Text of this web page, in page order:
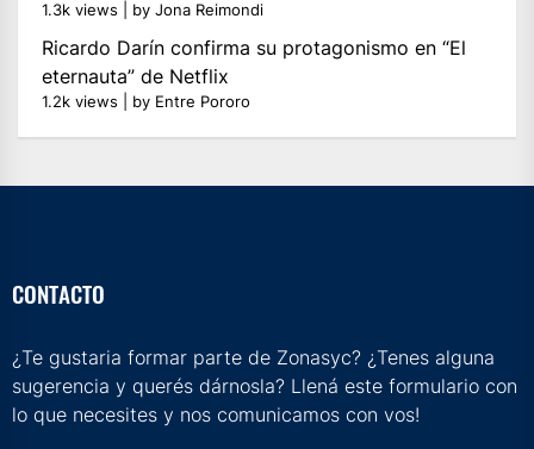
1.3k views by Jona Reimondi
Ricardo Darín confirma su protagonismo en “El
eternauta” de Netflix
1.2k views by Entre Pororo
CONTACTO
¿Te gustaria formar parte de Zonasyc? ¿Tenes alguna
sugerencia y querés dárnosla? Llená este formulario con
lo que necesites y nos comunicamos con vos!